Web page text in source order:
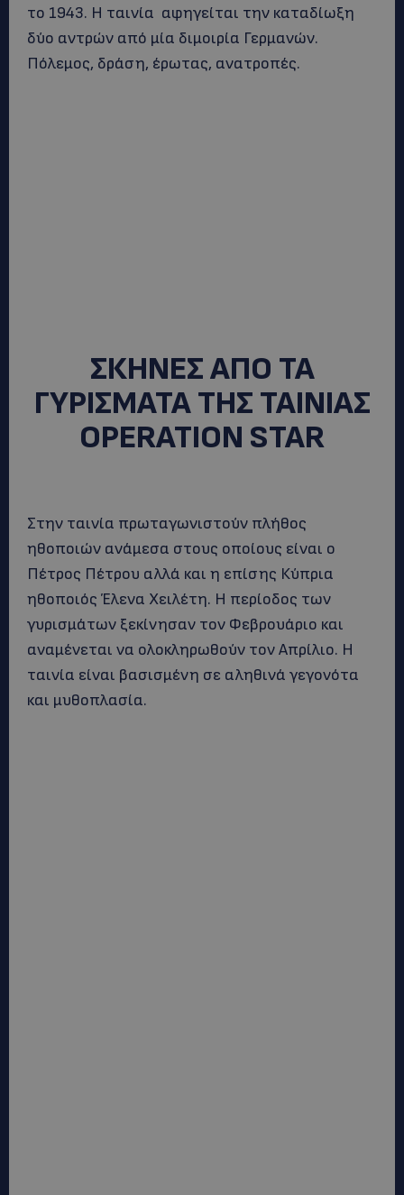
το 1943. Η ταινία αφηγείται την καταδίωξη
δύο αντρών από μία διμοιρία Γερμανών.
Πόλεμος, δράση, έρωτας, ανατροπές.
ΣΚΗΝΕΣ ΑΠΟ ΤΑ
ΓΥΡΙΣΜΑΤΑ ΤΗΣ ΤΑΙΝΙΑΣ
OPERATION STAR
Στην ταινία πρωταγωνιστούν πλήθος
ηθοποιών ανάμεσα στους οποίους είναι ο
Πέτρος Πέτρου αλλά και η επίσης Κύπρια
ηθοποιός Έλενα Χειλέτη. Η περίοδος των
γυρισμάτων ξεκίνησαν τον Φεβρουάριο και
αναμένεται να ολοκληρωθούν τον Απρίλιο. Η
ταινία είναι βασισμένη σε αληθινά γεγονότα
και μυθοπλασία.